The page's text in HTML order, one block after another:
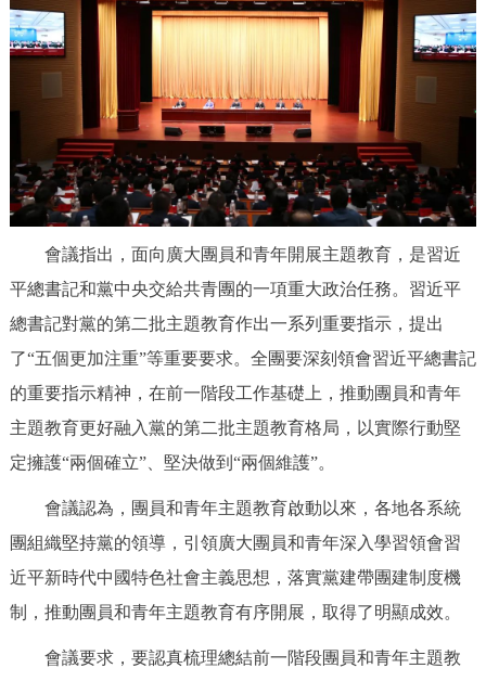
仲介服務 陽光政務
政民互動
12345網上接訴即辦 我要諮詢 我要建議
參與調查 線上訪談 圖説互動
走進北京
綠色北京 圖説北京 視頻北京
多語種
DEUTSCH FRANÇAIS РУССКИЙ ЯЗЫК
ESPAÑOL العربية PORTUGUÊS
ITALIANO
會議指出，面向廣大團員和青年開展主題教育，是習近
平總書記和黨中央交給共青團的一項重大政治任務。習近平
總書記對黨的第二批主題教育作出一系列重要指示，提出
了“五個更加注重”等重要要求。全團要深刻領會習近平總書記
的重要指示精神，在前一階段工作基礎上，推動團員和青年
主題教育更好融入黨的第二批主題教育格局，以實際行動堅
定擁護“兩個確立”、堅決做到“兩個維護”。
會議認為，團員和青年主題教育啟動以來，各地各系統
團組織堅持黨的領導，引領廣大團員和青年深入學習領會習
近平新時代中國特色社會主義思想，落實黨建帶團建制度機
制，推動團員和青年主題教育有序開展，取得了明顯成效。
會議要求，要認真梳理總結前一階段團員和青年主題教